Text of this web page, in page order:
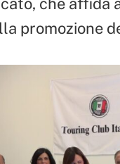
promozione